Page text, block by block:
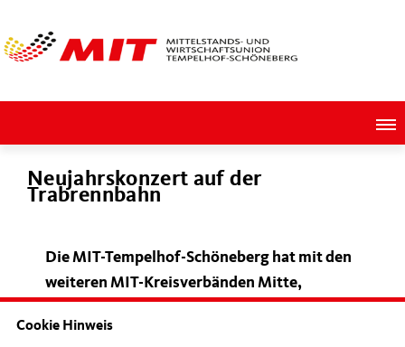
Neujahrskonzert auf der
Trabrennbahn
Die MIT-Tempelhof-Schöneberg hat mit den
weiteren MIT-Kreisverbänden Mitte,
die Tradition der Neujahrskonzerte
Cookie Hinweis